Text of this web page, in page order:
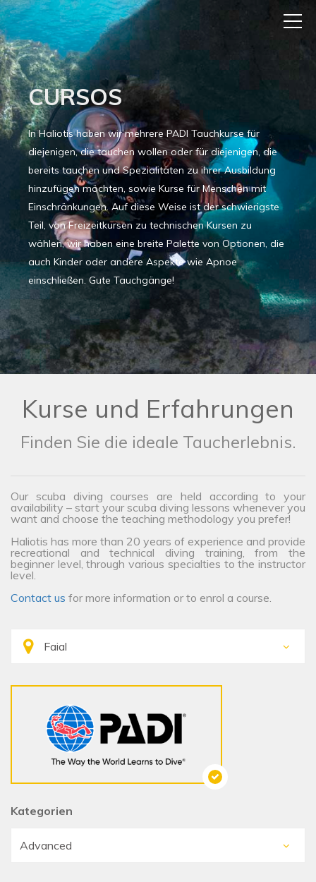
CURSOS
In Haliotis haben wir mehrere PADI Tauchkurse für
diejenigen, die tauchen wollen oder für diejenigen, die
bereits tauchen und Spezialitäten zu ihrer Ausbildung
hinzufügen möchten, sowie Kurse für Menschen mit
Einschränkungen. Auf diese Weise ist der schwierigste
Teil, von Freizeitkursen zu technischen Kursen zu
wählen, wir haben eine breite Palette von Optionen, die
auch Kinder oder andere Aspekte wie Apnoe
einschließen. Gute Tauchgänge!
Kurse und Erfahrungen
Finden Sie die ideale Taucherlebnis.
Our scuba diving courses are held according to your
availability – start your scuba diving lessons whenever you
want and choose the teaching methodology you prefer!
Haliotis has more than 20 years of experience and provide
recreational and technical diving training, from the
beginner level, through various specialties to the instructor
level.
Contact us for more information or to enrol a course.
Kategorien